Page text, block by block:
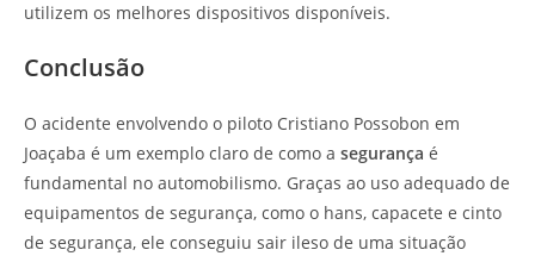
utilizem os melhores dispositivos disponíveis.
Conclusão
O acidente envolvendo o piloto Cristiano Possobon em
Joaçaba é um exemplo claro de como a segurança é
fundamental no automobilismo. Graças ao uso adequado de
equipamentos de segurança, como o hans, capacete e cinto
de segurança, ele conseguiu sair ileso de uma situação